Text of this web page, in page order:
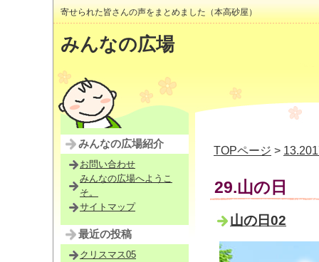
寄せられた皆さんの声をまとめました（本高砂屋）
みんなの広場
TOPページ >
29.山の日
山の日02
みんなの広場紹介
お問い合わせ
みんなの広場へようこ
そ。
サイトマップ
最近の投稿
クリスマス05